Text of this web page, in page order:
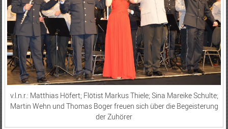
v.l.n.r.: Matthias Höfert; Flötist Markus Thiele; Sina Mareike Schulte;
Martin Wehn und Thomas Boger freuen sich über die Begeisterung
der Zuhörer